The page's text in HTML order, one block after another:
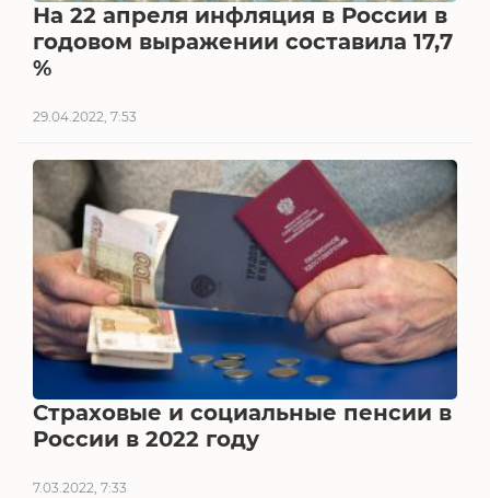
На 22 апреля инфляция в России в
годовом выражении составила 17,7
%
29.04.2022, 7:53
Страховые и социальные пенсии в
России в 2022 году
7.03.2022, 7:33